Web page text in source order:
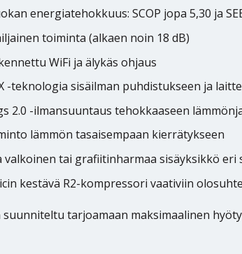
energiatehokkuus: SCOP jopa 5,30 ja
toiminta (alkaen noin 18 dB)
WiFi ja älykäs ohjaus
-teknologia sisäilman puhdistukseen ja
2.0 -ilmansuuntaus tehokkaaseen
lämmön tasaisempaan kierrätykseen
valkoinen tai grafiitinharmaa sisäyksikkö eri
kestävä R2-kompressori vaativiin
tarjoamaan maksimaalinen